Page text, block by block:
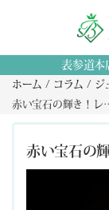
表参道本
ホーム コラム ジ
赤い宝石の輝
赤い宝石の